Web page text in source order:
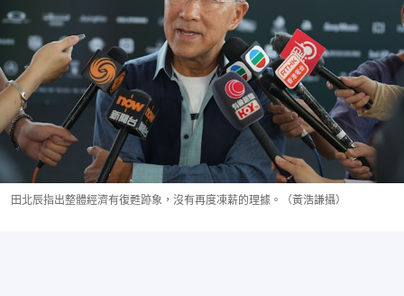
田北辰指出整體經濟有復甦跡象，沒有再度凍薪的理據。（黃浩謙攝）